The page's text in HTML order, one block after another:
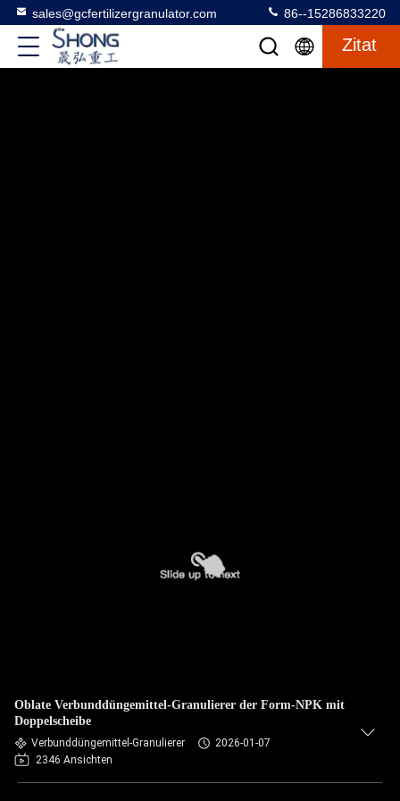
sales@gcfertilizergranulator.com 86--15286833220
Zitat
Oblate Verbunddüngemittel-Granulierer der Form-NPK mit
Doppelscheibe
Verbunddüngemittel-Granulierer
2026-01-07
2346 Ansichten